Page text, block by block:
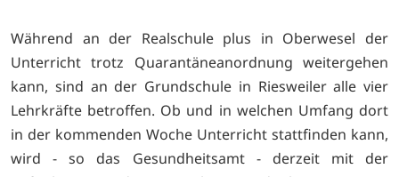
Während an der Realschule plus in Oberwesel der
Unterricht trotz Quarantäneanordnung weitergehen
kann, sind an der Grundschule in Riesweiler alle vier
Lehrkräfte betroffen. Ob und in welchen Umfang dort
in der kommenden Woche Unterricht stattfinden kann,
wird - so das Gesundheitsamt - derzeit mit der